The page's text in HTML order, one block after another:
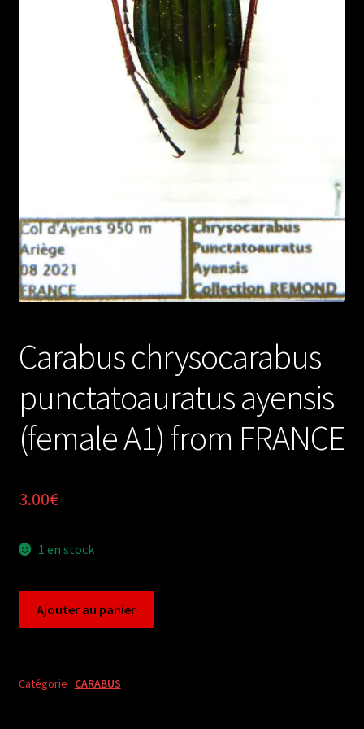
Carabus chrysocarabus
punctatoauratus ayensis
(female A1) from FRANCE
3.00€
1 en stock
punctatoauratus
Ajouter au panier
Catégorie : CARABUS